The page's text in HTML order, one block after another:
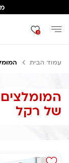
0
עמוד הבית
המומלצים
של רקל